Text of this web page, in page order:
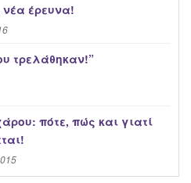
νέα έρευνα!
τρελάθηκαν!”
πότε, πώς και γιατί